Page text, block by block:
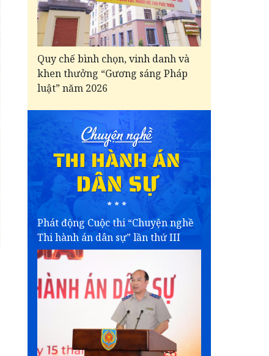
Quy chế bình chọn, vinh danh và
khen thưởng “Gương sáng Pháp
luật” năm 2026
Phát động Cuộc thi “Chuyện nghề
Thi hành án dân sự” lần thứ III